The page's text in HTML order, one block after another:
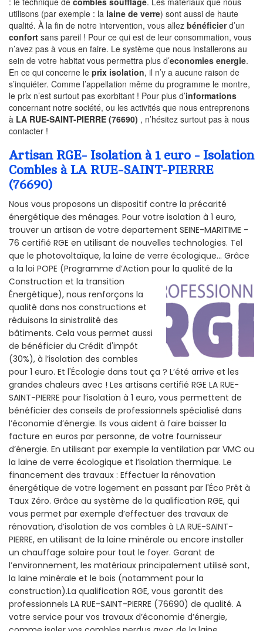
utilisons (par exemple : la laine de verre) sont aussi de haute
qualité. À la fin de notre intervention, vous allez bénéficierd’un
confort sans pareil ! Pour ce qui est de leur consommation, vous
n’avez pas à vous en faire. Le système que nous installerons au
sein de votre habitat vous permettra plus d’economies energie.
En ce qui concerne le prix isolation, il n’y a aucune raison de
s’inquiéter. Comme l’appellation même du programme le montre,
le prix n’est surtout pas exorbitant ! Pour plus d’informations
concernant notre société, ou les activités que nous entreprenons
à LA RUE-SAINT-PIERRE (76690) , n’hésitez surtout pas à nous
contacter !
Artisan RGE- Isolation à 1 euro - Isolation
Combles à LA RUE-SAINT-PIERRE
(76690)
Nous vous proposons un dispositif contre la précarité
énergétique des ménages. Pour votre isolation à 1 euro,
trouver un artisan de votre departement SEINE-MARITIME -
76 certifié RGE en utilisant de nouvelles technologies. Tel
que le photovoltaïque, la laine de verre écologique... Grâce
a la loi POPE (Programme d’Action pour la qualité de la
Construction et la transition
Énergétique), nous renforçons la
qualité dans nos constructions et
réduisons la sinistralité des
bâtiments. Cela vous permet aussi
de bénéficier du Crédit d'impôt
(30%), à l’isolation des combles
pour 1 euro. Et l'Écologie dans tout ça ? L’été arrive et les
grandes chaleurs avec ! Les artisans certifié RGE LA RUE-
SAINT-PIERRE pour l’isolation à 1 euro, vous permettent de
bénéficier des conseils de professionnels spécialisé dans
l’économie d’énergie. Ils vous aident à faire baisser la
facture en euros par personne, de votre fournisseur
d’énergie. En utilisant par exemple la ventilation par VMC ou
la laine de verre écologique et l’isolation thermique. Le
financement des travaux : Effectuer la rénovation
énergétique de votre logement en passant par l'Éco Prêt à
Taux Zéro. Grâce au système de la qualification RGE, qui
vous permet par exemple d’effectuer des travaux de
rénovation, d’isolation de vos combles à LA RUE-SAINT-
PIERRE, en utilisant de la laine minérale ou encore installer
un chauffage solaire pour tout le foyer. Garant de
l’environnement, les matériaux principalement utilisé sont,
la laine minérale et le bois (notamment pour la
construction).La qualification RGE, vous garantit des
professionnels LA RUE-SAINT-PIERRE (76690) de qualité. A
votre service pour vos travaux d’économie d’énergie,